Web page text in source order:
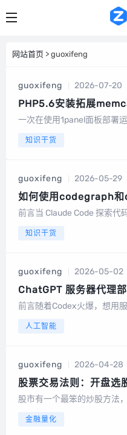
网站首页 > guoxifeng
guoxifeng 2026-07-20
PHP5.6安装拓展
一次在使用1panel面板部署
用的 PHP 5.6 版本太旧了，
知识干货
guoxifeng 2026-05-29
如何使用codegraph
代码知识图谱，提升效
前言当 Claude Code 探索代
耗 tokens。为了提高效率，
知识干货
guoxifeng 2026-05-02
ChatGPT 服务器代理
前言随着Codex火爆，想用
案是在你的服务器上部署一
人工智能
guoxifeng 2026-04-28
股票交易法则：开盘选
股市有一个最笨的炒股方法
作。第一句、开盘半小时先
金融量化